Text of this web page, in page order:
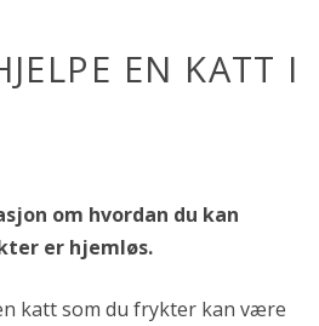
EN KATT I
om hvordan du kan
er hjemløs.
katt som du frykter kan være